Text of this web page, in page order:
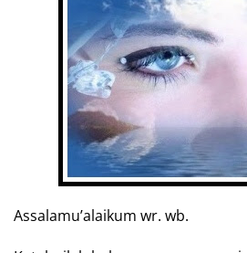
Assalamu’alaikum wr. wb.